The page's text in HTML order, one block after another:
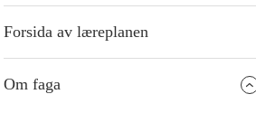
Forsida av læreplanen
Om faga